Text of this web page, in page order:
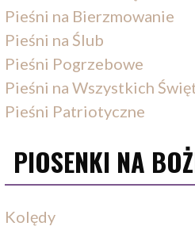
Pieśni na Bierzmowanie
Pieśni na Ślub
Pieśni Pogrzebowe
Pieśni na Wszystkich
Pieśni Patriotyczne
PIOSENKI NA
Kolędy